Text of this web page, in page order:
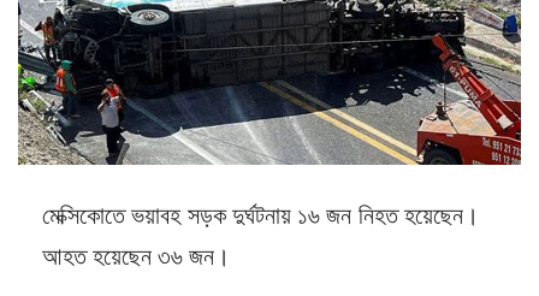
মেক্সিকোতে ভয়াবহ সড়ক দুর্ঘটনায় ১৬ জন নিহত হয়েছেন।
আহত হয়েছেন ৩৬ জন।